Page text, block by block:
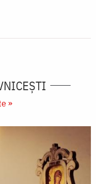
»